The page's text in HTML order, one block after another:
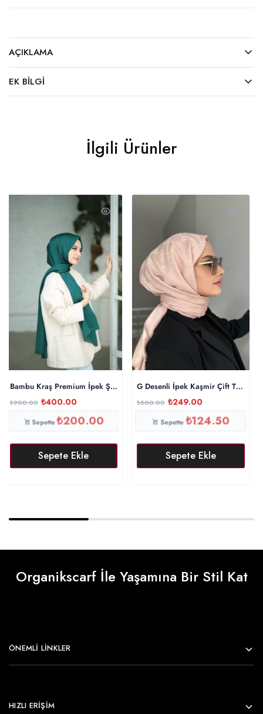
AÇIKLAMA
EK BILGI
İlgili Ürünler
Bambu Kraş Premium İpek Şal – Zümrüt
₺900.00 ₺400.00
Sepette₺200.00
Sepete Ekle
G Desenli İpek Kaşmir Çift Taraflı
₺500.00 ₺249.00
Sepette₺124.50
Sepete Ekle
Organikscarf İle Yaşamına Bir Stil Kat
ÖNEMLI LINKLER
HIZLI ERİŞİM